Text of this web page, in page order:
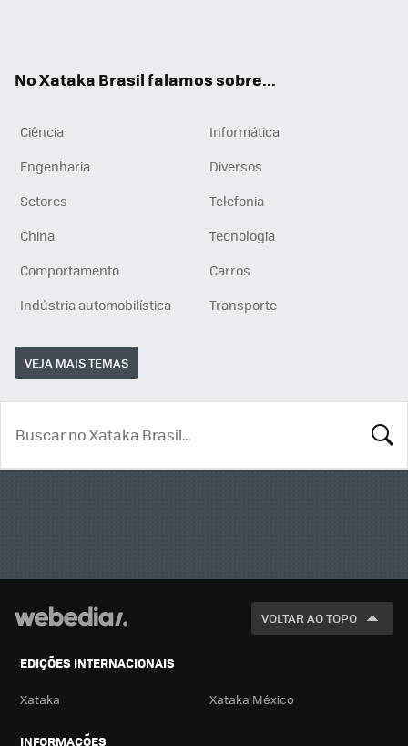
No Xataka Brasil falamos sobre...
Ciência
Informática
Engenharia
Diversos
Setores
Telefonia
China
Tecnologia
Comportamento
Carros
Indústria automobilística
Transporte
VEJA MAIS TEMAS
VOLTAR AO TOPO
EDIÇÕES INTERNACIONAIS
Xataka Xataka México
INFORMAÇÕES